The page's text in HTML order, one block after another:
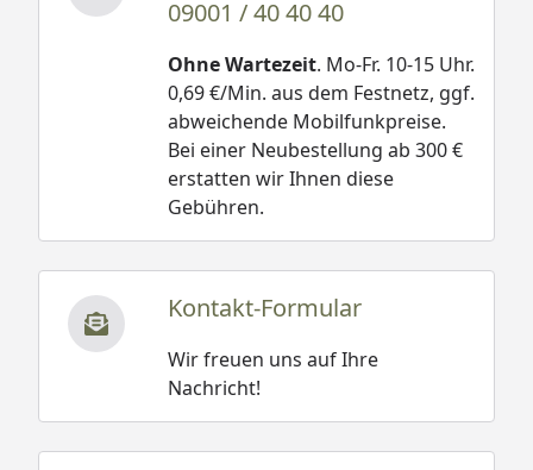
09001 / 40 40 40
Ohne Wartezeit. Mo-Fr. 10-15 Uhr.
0,69 €/Min. aus dem Festnetz, ggf.
abweichende Mobilfunkpreise.
Bei einer Neubestellung ab 300 €
erstatten wir Ihnen diese
Gebühren.
Kontakt-Formular
Wir freuen uns auf Ihre
Nachricht!